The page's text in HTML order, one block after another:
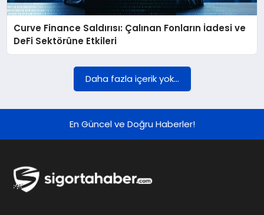
BILIM VE TEKNOLOJI
Curve Finance Saldırısı: Çalınan Fonların İadesi ve
DeFi Sektörüne Etkileri
Daha fazla içerik yok...
En Güncel ve Doğru Haberler!